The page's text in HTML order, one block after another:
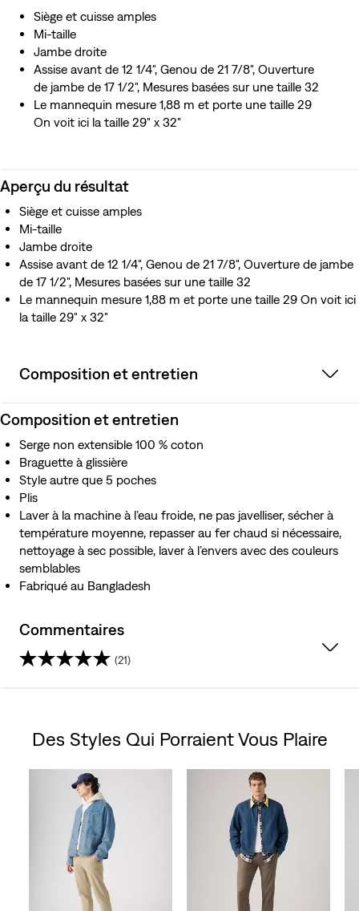
Siège et cuisse amples
Mi-taille
Jambe droite
Assise avant de 12 1/4", Genou de 21 7/8", Ouverture
de jambe de 17 1/2", Mesures basées sur une taille 32
Le mannequin mesure 1,88 m et porte une taille 29
On voit ici la taille 29″ x 32″
Aperçu du résultat
Siège et cuisse amples
Mi-taille
Jambe droite
Assise avant de 12 1/4", Genou de 21 7/8", Ouverture de jambe
de 17 1/2", Mesures basées sur une taille 32
Le mannequin mesure 1,88 m et porte une taille 29 On voit ici
la taille 29″ x 32″
Composition et entretien
Composition et entretien
Serge non extensible 100 % coton
Braguette à glissière
Style autre que 5 poches
Plis
Laver à la machine à l’eau froide, ne pas javelliser, sécher à
température moyenne, repasser au fer chaud si nécessaire,
nettoyage à sec possible, laver à l’envers avec des couleurs
semblables
Fabriqué au Bangladesh
Commentaires
(21)
sur
5.
évaluations
Des Styles Qui Porraient Vous Plaire